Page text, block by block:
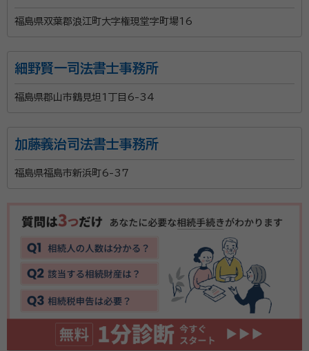
福島県双葉郡浪江町大字権現堂字町場16
細野賢一司法書士事務所
福島県郡山市鶴見坦1丁目6-34
加藤義治司法書士事務所
福島県福島市新浜町6-37